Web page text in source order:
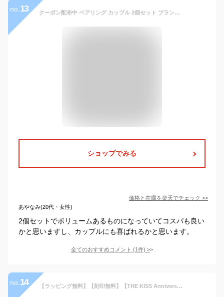
no. 13 クーポン配布中 ペアリング カップル 2個セット ブランド シルバー925 SV925 刻印無料 名入れ close to me ペア 指輪 メッセージ 人気 ギフト おそろい カップル 送料無料 7号 9号 11号 13号 15号 17号 19号 21号
ショップでみる
価格と在庫を楽天でチェック >>
あやなみ(20代・女性)
2個セットでボリュームあるものになっていてコスパも良い
かと思いますし、カップルにも喜ばれるかと思います。
全てのおすすめコメント (1件) >
no. 14 【ラッピング無料】【刻印無料】【THE KISS Anniversary】 THE KISS 公式ショップ Pt950 プラチナ マリッジ リング 結婚指輪 ペアリング （ レディース 単品 ） カップル 人気 ジュエリーブランド THEKISS ザキッス 指輪 7061104591 シンプル 女性 母の日